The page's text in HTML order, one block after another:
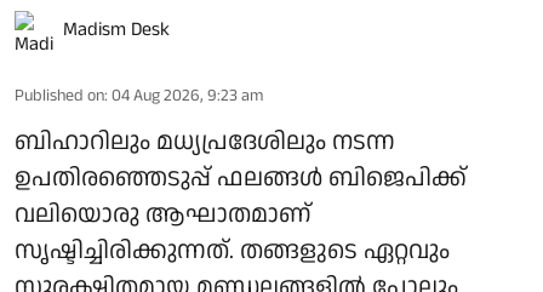
Madism Desk
Published on: 04 Aug 2026, 9:23 am
ബിഹാറിലും മധ്യപ്രദേശിലും നടന്ന
ഉപതിരഞ്ഞെടുപ്പ് ഫലങ്ങള്‍ ബിജെപിക്ക്
വലിയൊരു ആഘാതമാണ്
സൃഷ്ടിച്ചിരിക്കുന്നത്. തങ്ങളുടെ ഏറ്റവും